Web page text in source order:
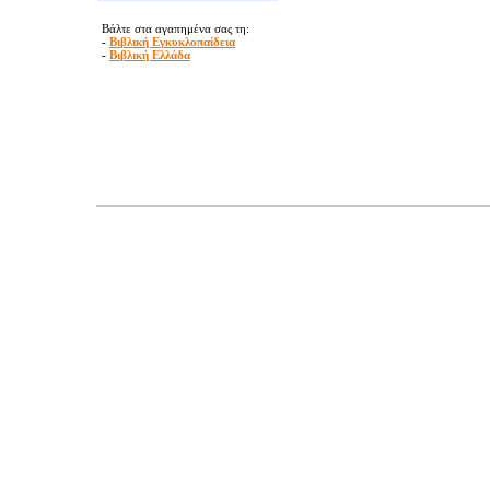
Βάλτε στα αγαπημένα σας τη:
- Βιβλική Εγκυκλοπαίδεια
- Βιβλική Ελλάδα